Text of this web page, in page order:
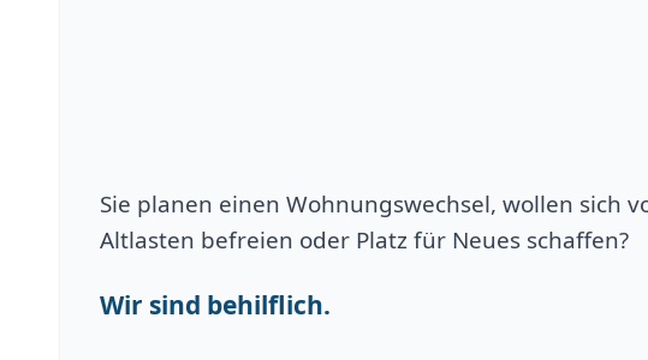
Sie planen einen Wohnungswechsel, wollen sich
Altlasten befreien oder Platz für Neues schaffen?
Wir sind behilflich.